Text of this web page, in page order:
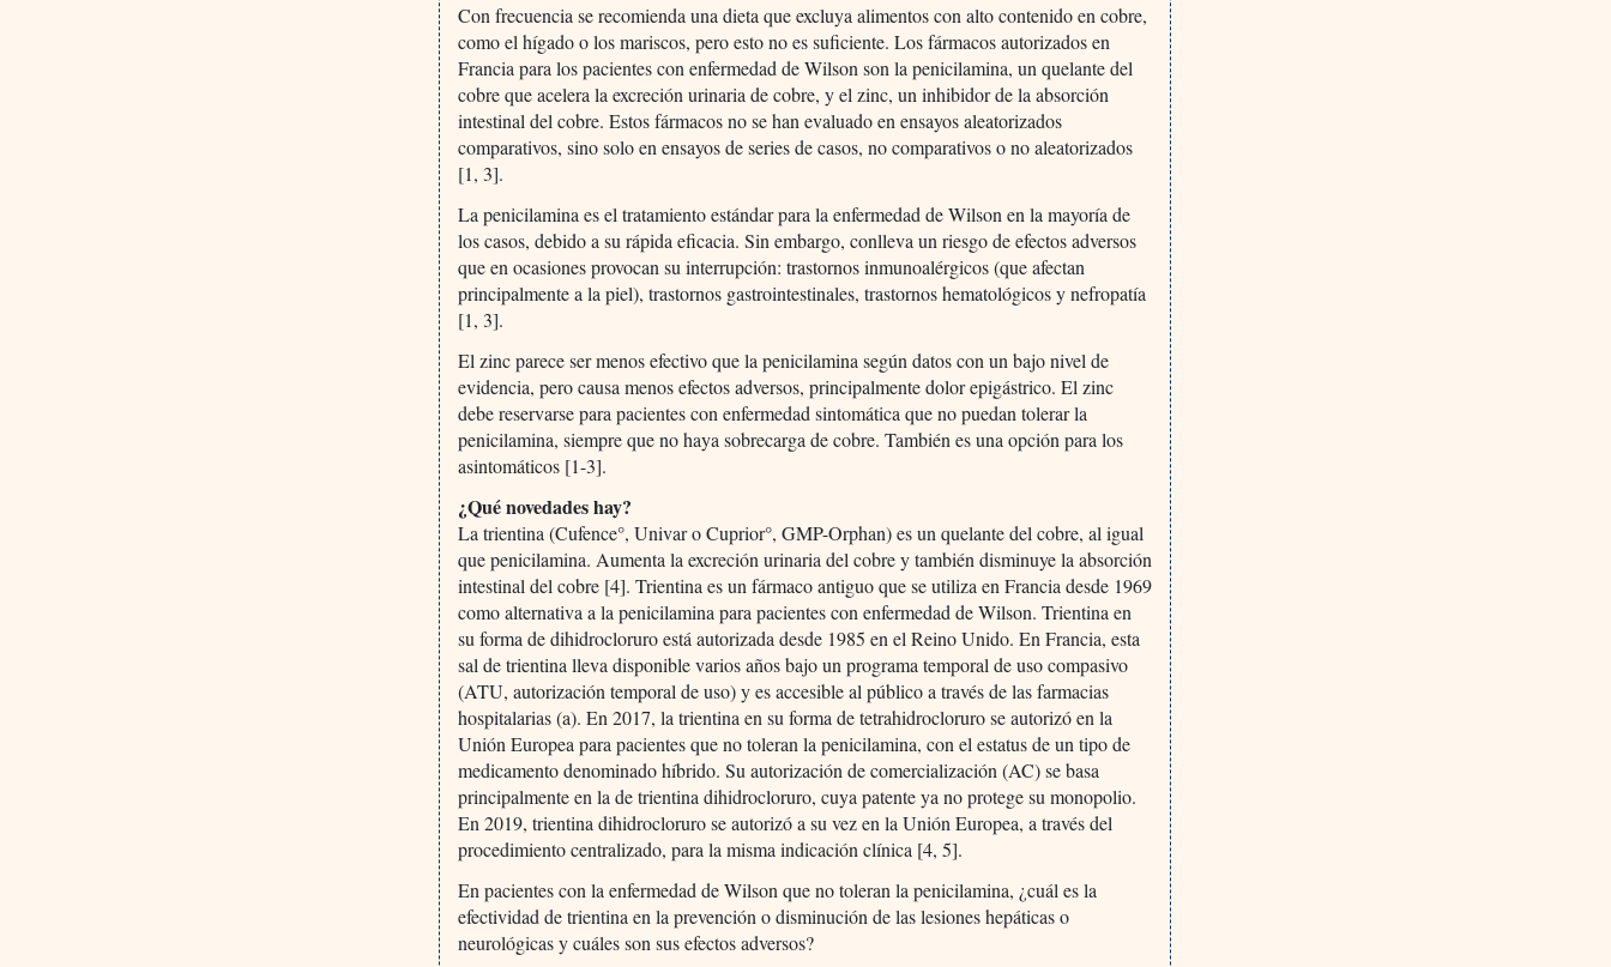
Con frecuencia se recomienda una dieta que excluya alimentos con alto contenido en cobre,
como el hígado o los mariscos, pero esto no es suficiente. Los fármacos autorizados en
Francia para los pacientes con enfermedad de Wilson son la penicilamina, un quelante del
cobre que acelera la excreción urinaria de cobre, y el zinc, un inhibidor de la absorción
intestinal del cobre. Estos fármacos no se han evaluado en ensayos aleatorizados
comparativos, sino solo en ensayos de series de casos, no comparativos o no aleatorizados
[1, 3].
La penicilamina es el tratamiento estándar para la enfermedad de Wilson en la mayoría de
los casos, debido a su rápida eficacia. Sin embargo, conlleva un riesgo de efectos adversos
que en ocasiones provocan su interrupción: trastornos inmunoalérgicos (que afectan
principalmente a la piel), trastornos gastrointestinales, trastornos hematológicos y nefropatía
[1, 3].
El zinc parece ser menos efectivo que la penicilamina según datos con un bajo nivel de
evidencia, pero causa menos efectos adversos, principalmente dolor epigástrico. El zinc
debe reservarse para pacientes con enfermedad sintomática que no puedan tolerar la
penicilamina, siempre que no haya sobrecarga de cobre. También es una opción para los
asintomáticos [1-3].
¿Qué novedades hay?
La trientina (Cufence°, Univar o Cuprior°, GMP-Orphan) es un quelante del cobre, al igual
que penicilamina. Aumenta la excreción urinaria del cobre y también disminuye la absorción
intestinal del cobre [4]. Trientina es un fármaco antiguo que se utiliza en Francia desde 1969
como alternativa a la penicilamina para pacientes con enfermedad de Wilson. Trientina en
su forma de dihidrocloruro está autorizada desde 1985 en el Reino Unido. En Francia, esta
sal de trientina lleva disponible varios años bajo un programa temporal de uso compasivo
(ATU, autorización temporal de uso) y es accesible al público a través de las farmacias
hospitalarias (a). En 2017, la trientina en su forma de tetrahidrocloruro se autorizó en la
Unión Europea para pacientes que no toleran la penicilamina, con el estatus de un tipo de
medicamento denominado híbrido. Su autorización de comercialización (AC) se basa
principalmente en la de trientina dihidrocloruro, cuya patente ya no protege su monopolio.
En 2019, trientina dihidrocloruro se autorizó a su vez en la Unión Europea, a través del
procedimiento centralizado, para la misma indicación clínica [4, 5].
En pacientes con la enfermedad de Wilson que no toleran la penicilamina, ¿cuál es la
efectividad de trientina en la prevención o disminución de las lesiones hepáticas o
neurológicas y cuáles son sus efectos adversos?